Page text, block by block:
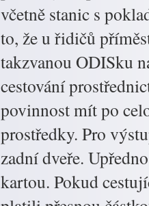
včetně stanic s
to, že u řidičů
takzvanou ODISku
cestování
povinnost mít po
prostředky. Pro
zadní dveře.
kartou. Pokud